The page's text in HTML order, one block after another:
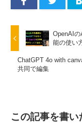
OpenAI
能の使い
ChatGPT 4o with
共同で編集
この記事を書い